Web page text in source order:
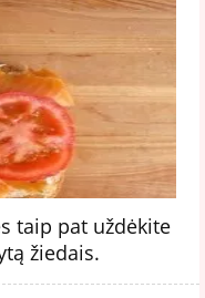
taip pat uždėkite
žiedais.